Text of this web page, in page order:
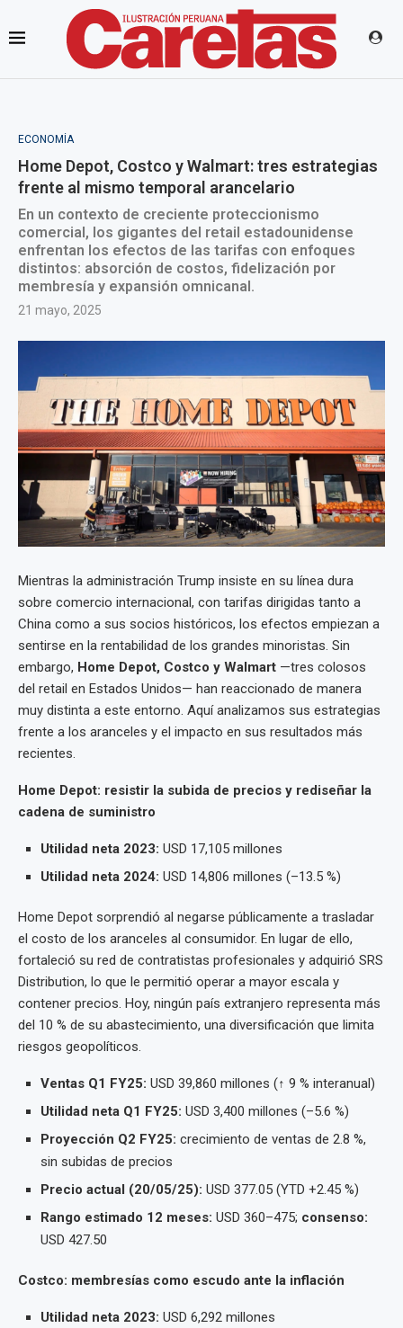
ECONOMÍA
Home Depot, Costco y Walmart: tres estrategias
frente al mismo temporal arancelario
En un contexto de creciente proteccionismo
comercial, los gigantes del retail estadounidense
enfrentan los efectos de las tarifas con enfoques
distintos: absorción de costos, fidelización por
membresía y expansión omnicanal.
21 mayo, 2025
Mientras la administración Trump insiste en su línea dura
sobre comercio internacional, con tarifas dirigidas tanto a
China como a sus socios históricos, los efectos empiezan a
sentirse en la rentabilidad de los grandes minoristas. Sin
embargo, Home Depot, Costco y Walmart —tres colosos
del retail en Estados Unidos— han reaccionado de manera
muy distinta a este entorno. Aquí analizamos sus estrategias
frente a los aranceles y el impacto en sus resultados más
recientes.
Home Depot: resistir la subida de precios y rediseñar la
cadena de suministro
Utilidad neta 2023: USD 17,105 millones
Utilidad neta 2024: USD 14,806 millones (–13.5 %)
Home Depot sorprendió al negarse públicamente a trasladar
el costo de los aranceles al consumidor. En lugar de ello,
fortaleció su red de contratistas profesionales y adquirió SRS
Distribution, lo que le permitió operar a mayor escala y
contener precios. Hoy, ningún país extranjero representa más
del 10 % de su abastecimiento, una diversificación que limita
riesgos geopolíticos.
Ventas Q1 FY25: USD 39,860 millones (↑ 9 % interanual)
Utilidad neta Q1 FY25: USD 3,400 millones (–5.6 %)
Proyección Q2 FY25: crecimiento de ventas de 2.8 %,
sin subidas de precios
Precio actual (20/05/25): USD 377.05 (YTD +2.45 %)
Rango estimado 12 meses: USD 360–475; consenso:
USD 427.50
Costco: membresías como escudo ante la inflación
Utilidad neta 2023: USD 6,292 millones